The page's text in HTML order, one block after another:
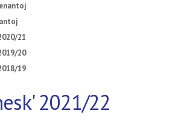
21
20
19
2021/22